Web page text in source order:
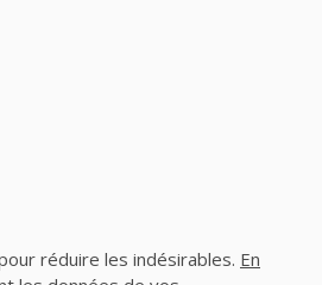
réduire les indésirables. En